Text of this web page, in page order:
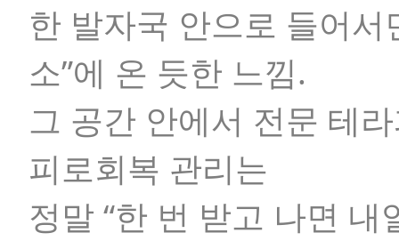
한 발자국 안으로 들어
소”에 온 듯한 느낌.
그 공간 안에서 전문 테
피로회복 관리는
정말 “한 번 받고 나면